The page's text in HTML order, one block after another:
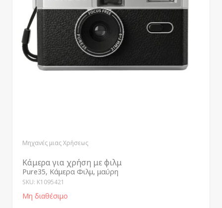
Μηχανές μιας Χρήσεως
Κάμερα για χρήση με φιλμ
Pure35, Κάμερα Φιλμ, μαύρη
SKU: K1095421
Μη διαθέσιμο